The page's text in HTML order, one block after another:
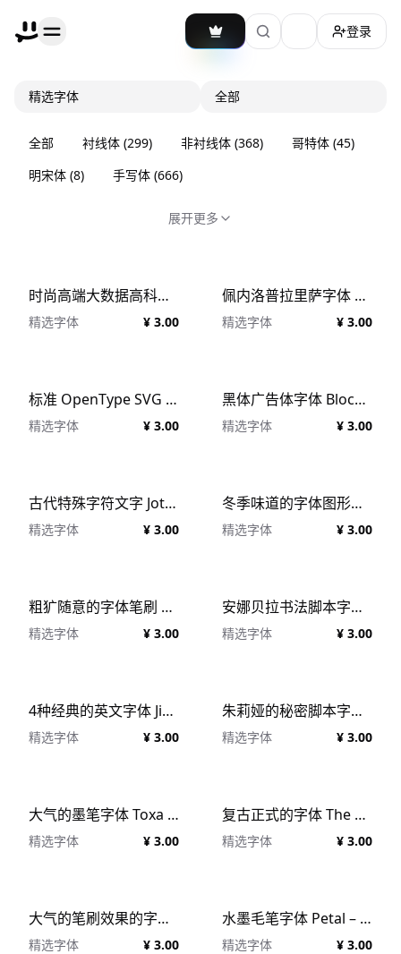
加载主题切换
登录
精选字体 全部
全部 衬线体 (299) 非衬线体 (368) 哥特体 (45)
明宋体 (8) 手写体 (666)
展开更多
时尚高端大数据高科技抽象英文字母矢量字体大集合
精选字体 ¥ 3.00
佩内洛普拉里萨字体 Penelope Larissa Font #1729660
精选字体 ¥ 3.00
标准 OpenType SVG 字体 Avallon OpenTypeSVG #1984623
精选字体 ¥ 3.00
黑体广告体字体 Blocklyn Font Family Mockups #957186
精选字体 ¥ 3.00
古代特殊字符文字 Jotunheim Typeface #964290
精选字体 ¥ 3.00
冬季味道的字体图形素材 Winter Tales – cozy font trio #1052777
精选字体 ¥ 3.00
粗犷随意的字体笔刷 Misguided Brush Font #1272170
精选字体 ¥ 3.00
安娜贝拉书法脚本字体 Annabella Calligraphy Script #333945
精选字体 ¥ 3.00
4种经典的英文字体 Jibril 4 Vintage Style Fonts #498854
精选字体 ¥ 3.00
朱莉娅的秘密脚本字体 Secret of Julia Script Font #909211
精选字体 ¥ 3.00
大气的墨笔字体 Toxa Ink #533474
精选字体 ¥ 3.00
复古正式的字体 The Brewers Font Collection #1279892
精选字体 ¥ 3.00
大气的笔刷效果的字体 Lakeshore Brush Font #1405515
精选字体 ¥ 3.00
水墨毛笔字体 Petal – Brush Font #303856
精选字体 ¥ 3.00